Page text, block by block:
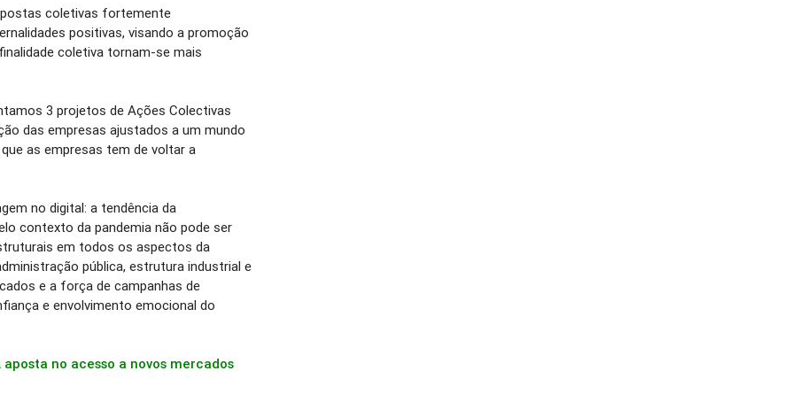
coletivas fortemente
positivas, visando a promoção
coletiva tornam-se mais
3 projetos de Ações Colectivas
das empresas ajustados a um mundo
as empresas tem de voltar a
no digital: a tendência da
contexto da pandemia não pode ser
em todos os aspectos da
pública, estrutura industrial e
e a força de campanhas de
e envolvimento emocional do
no acesso a novos mercados